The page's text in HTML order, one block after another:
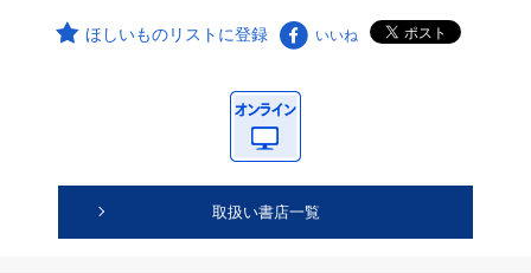
ほしいものリストに登録 いいね
取扱い書店一覧